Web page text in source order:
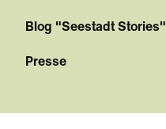
Blog "Seestadt Stories"
Presse